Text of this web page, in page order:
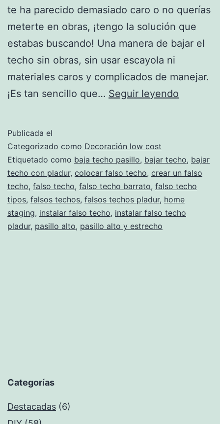
te ha parecido demasiado caro o no querías
meterte en obras, ¡tengo la solución que
estabas buscando! Una manera de bajar el
techo sin obras, sin usar escayola ni
materiales caros y complicados de manejar.
¡Es tan sencillo que… Seguir leyendo
fácil!
Publicada el
Categorizado como Decoración low cost
Etiquetado como baja techo pasillo, bajar techo, bajar
techo con pladur, colocar falso techo, crear un falso
techo, falso techo, falso techo barrato, falso techo
tipos, falsos techos, falsos techos pladur, home
staging, instalar falso techo, instalar falso techo
pladur, pasillo alto, pasillo alto y estrecho
Categorías
Destacadas (6)